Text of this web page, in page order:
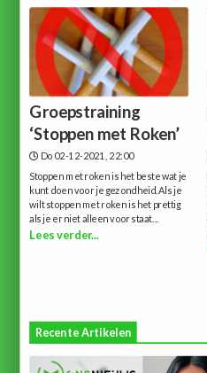
Groepstraining
‘Stoppen met Roken’
Do 02-12-2021, 22:00
Stoppen met roken is het beste wat je
kunt doen voor je gezondheid.Als je
wilt stoppen met roken is het prettig
als je er niet alleen voor staat...
Lees verder...
Recente Artikelen